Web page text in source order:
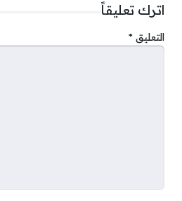
اترك تعليقاً
التعليق *